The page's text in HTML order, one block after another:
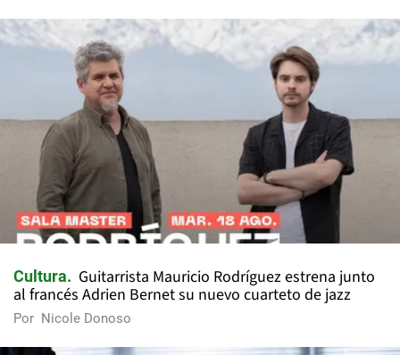
Cultura
Guitarrista Mauricio Rodríguez estrena junto
al francés Adrien Bernet su nuevo cuarteto de jazz
Por Nicole Donoso